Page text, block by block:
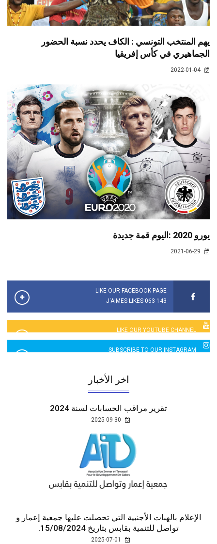
يهم المنتخب التونسي : الكاف يحدد نسبة الحضور
الجماهيري في كأس إفريقيا
2022-01-04
يورو 2020 :اليوم قمة جديدة
LIKE OUR FACEBOOK PAGE
143 063 J'AIMES LIKES
LIKE OUR YOUTUBE CHANNEL
2760 LIKES
SUBSCRIBE TO OUR INSTAGRAM
اخر الأخبار
تقرير مراقب الحسابات لسنة 2024
الإعلام بالهبات الأجنبية التي تحصلت عليها جمعية إعمار و
تواصل للتنمية بقابس بتاريخ 15/08/2024.